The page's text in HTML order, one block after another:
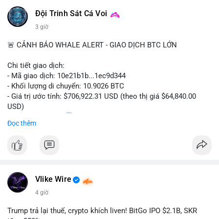
Đội Trinh Sát Cá Voi
3 giờ
🚨 CẢNH BÁO WHALE ALERT - GIAO DỊCH BTC LỚN
Chi tiết giao dịch:
- Mã giao dịch: 10e21b1b...1ec9d344
- Khối lượng di chuyển: 10.9026 BTC
- Giá trị ước tính: $706,922.31 USD (theo thị giá $64,840.00
USD)
- Thời gian: 18:20
Nhận định phân tích:
Giao dịch 10.9 BTC trị giá hơn 706 nghìn USD được thực hiện
thường nằm giữa hai kịch bản: chuyển lên sàn để chuẩn bị bán
khi giá chạm vùng kháng cự, hoặc gom vào ví lạnh tích lũy dài
nhưng đủ tạo biến động tâm lý ngắn hạn, động thái này có thể
Đọc thêm
Vlike Wire
4 giờ
Trump trả lại thuế, crypto khích liven! BitGo IPO $2.1B, SKR